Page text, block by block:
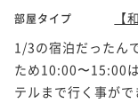
部屋タイプ
【
1/3の宿泊だったん
ため10:00〜15:00
テルまで行く事が